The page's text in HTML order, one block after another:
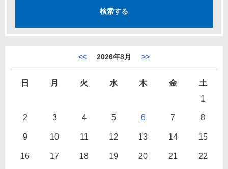
<< 2026年8月 >>
日 月 火 水 木 金
土
1
2 3 4 5 6 7 8
9 10 11 12 13 14 15
16 17 18 19 20 21 22